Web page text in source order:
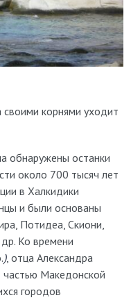
своими корнями уходит
обнаружены останки
около 700 тысяч лет
в Халкидики
и были основаны
Потидеа, Скиони,
Ко времени
), отца Александра
частью Македонской
городов